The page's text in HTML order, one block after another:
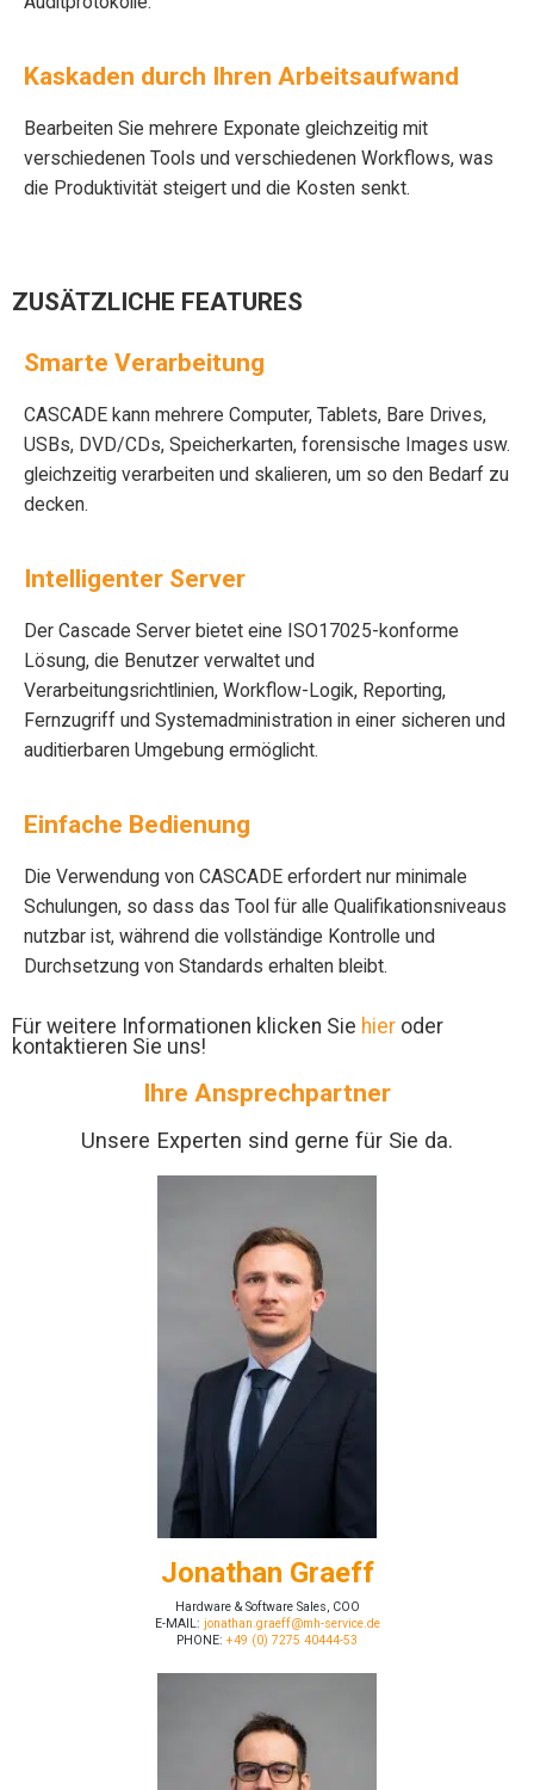
Kaskaden durch Ihren Arbeitsaufwand
Bearbeiten Sie mehrere Exponate gleichzeitig mit
verschiedenen Tools und verschiedenen Workflows, was
die Produktivität steigert und die Kosten senkt.
ZUSÄTZLICHE FEATURES
Smarte Verarbeitung
CASCADE kann mehrere Computer, Tablets, Bare Drives,
USBs, DVD/CDs, Speicherkarten, forensische Images usw.
gleichzeitig verarbeiten und skalieren, um so den Bedarf zu
decken.
Intelligenter Server
Der Cascade Server bietet eine ISO17025-konforme
Lösung, die Benutzer verwaltet und
Verarbeitungsrichtlinien, Workflow-Logik, Reporting,
Fernzugriff und Systemadministration in einer sicheren und
auditierbaren Umgebung ermöglicht.
Einfache Bedienung
Die Verwendung von CASCADE erfordert nur minimale
Schulungen, so dass das Tool für alle Qualifikationsniveaus
nutzbar ist, während die vollständige Kontrolle und
Durchsetzung von Standards erhalten bleibt.
Für weitere Informationen klicken Sie hier oder
kontaktieren Sie uns!
Ihre Ansprechpartner
Unsere Experten sind gerne für Sie da.
Jonathan Graeff
Hardware & Software Sales, COO
E-MAIL: jonathan.graeff@mh-service.de
PHONE: +49 (0) 7275 40444-53